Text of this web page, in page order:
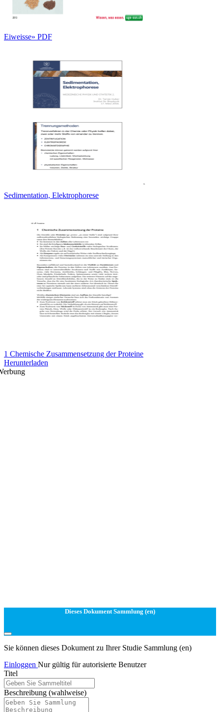
Eiweisse» PDF
Sedimentation, Elektrophorese
1 Chemische Zusammensetzung der Proteine
Herunterladen
Dieses Dokument Sammlung (en)
Sie können dieses Dokument zu Ihrer Studie Sammlung (en)
Einloggen Nur gültig für autorisierte Benutzer
Titel
Beschreibung (wahlweise)